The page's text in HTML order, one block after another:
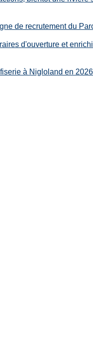
de recrutement du
d'ouverture et
à Nigloland en 2026